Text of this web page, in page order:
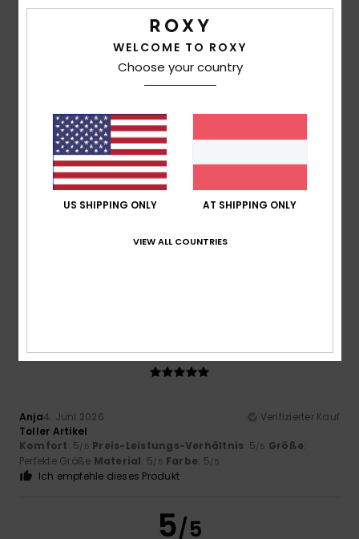
Es war ein Geschenk, und es hat ihm gefallen … es war nicht
Original anzeigen - Castellano
5
16. Juni 2026
Verifizierter Kauf
Original anzeigen - English
5/5
Anja4. Juni 2026
Verifizierter Kauf
Toller Artikel
Komfort: 5/5 Preis-Leistungs-Verhältnis: 5/5 Größe:
Perfekte Größe Material: 5/5 Farbe: 5/5
Ich empfehle dieses Produkt
5/5
WELCOME TO ROXY
Choose your country
US SHIPPING ONLY AT SHIPPING ONLY
VIEW ALL COUNTRIES